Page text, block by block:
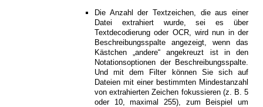
Die Anzahl der Textzeichen, die aus einer
Datei extrahiert wurde, sei es über
Textdecodierung oder OCR, wird nun in der
Beschreibungsspalte angezeigt, wenn das
Kästchen „andere“ angekreuzt ist in den
Notationsoptionen der Beschreibungsspalte.
Und mit dem Filter können Sie sich auf
Dateien mit einer bestimmten Mindestanzahl
von extrahierten Zeichen fokussieren (z. B. 5
oder 10, maximal 255), zum Beispiel um